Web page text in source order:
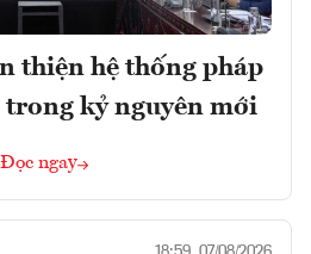
thiện hệ thống pháp
kỷ nguyên mới
Đọc ngay